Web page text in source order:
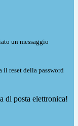
un messaggio
il reset della password
di posta elettronica!